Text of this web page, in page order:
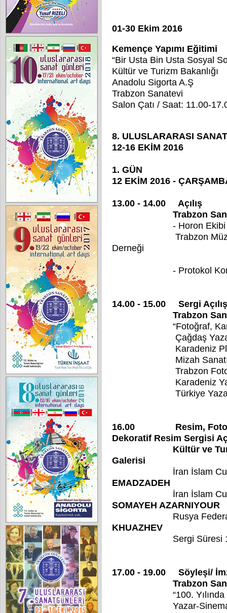
01-30 Ekim 2016
Kemençe Yapımı Eğitimi
“Bir Usta Bin Usta Sosyal
Kültür ve Turizm Bakanlığı
Anadolu Sigorta A.Ş
Trabzon Sanatevi
Salon Çatı / Saat: 11.00-
8. ULUSLARARASI
12-16 EKİM 2016
1. GÜN
12 EKİM 2016 -
13.00 - 14.00 Açılış
Trabzon
- Horon Ekibi
Trabzon Müzik ve
Derneği
- Protokol
14.00 - 15.00 Sergi
Trabzon
“Fotoğraf,
Çağdaş Yazarlar
Karadeniz Plastik
Mizah Sanatı
Trabzon Fotoğraf
Karadeniz
Türkiye Yazarlar
16.00 Resim,
Dekoratif Resim Sergisi
Kültür ve Turizm
Galerisi
İran İslam
EMADZADEH
İran İslam
SOMAYEH AZARNIYOUR
Rusya
KHUAZHEV
Sergi Süresi 12-
17.00 - 19.00 Söyleşi/
Trabzon Sanatevi
“100. Yılında
Yazar-Sinema